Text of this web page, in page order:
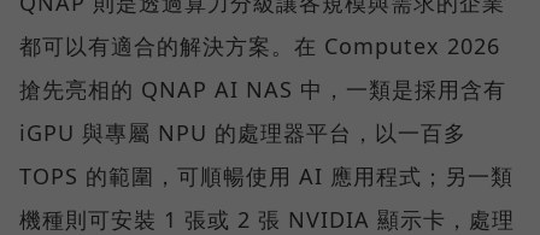
都可以有適合的解決方案。在 Computex 2026
搶先亮相的 QNAP AI NAS 中，一類是採用含有
iGPU 與專屬 NPU 的處理器平台，以一百多
TOPS 的範圍，可順暢使用 AI 應用程式；另一類
機種則可安裝 1 張或 2 張 NVIDIA 顯示卡，處理